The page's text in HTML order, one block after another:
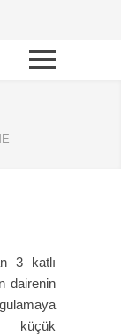
3 katlı
dairenin
küçük